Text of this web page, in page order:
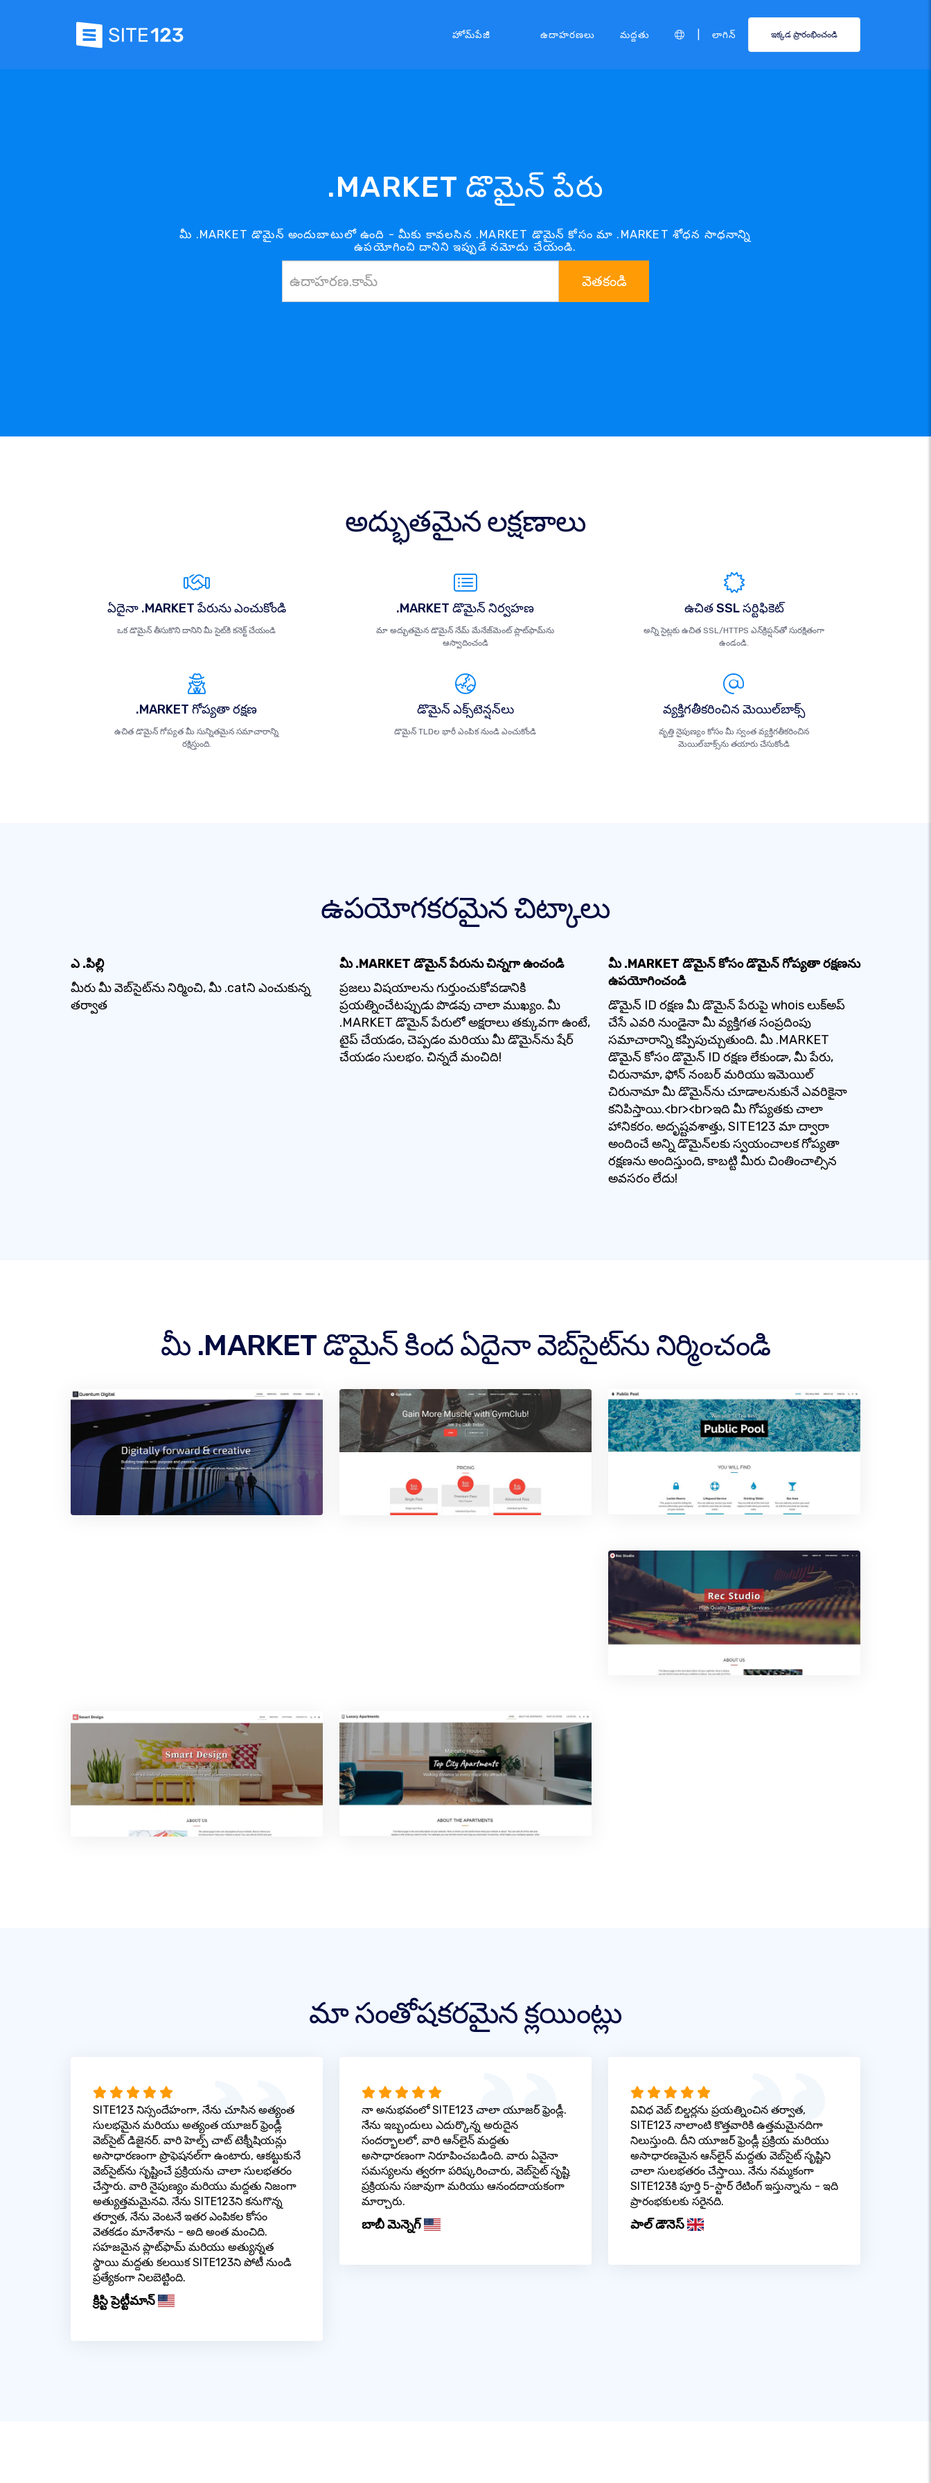
హోమ్‌పేజీ ఉదాహరణలు మద్దతు లాగిన్ ఇక్కడ ప్రారంభించండి
.MARKET డొమైన్ పేరు
మీ .MARKET డొమైన్ అందుబాటులో ఉంది - మీకు కావలసిన .MARKET డొమైన్ కోసం మా .MARKET శోధన సాధనాన్ని
ఉపయోగించి దానిని ఇప్పుడే నమోదు చేయండి.
వెతకండి
అద్భుతమైన లక్షణాలు
ఏదైనా .MARKET పేరును ఎంచుకోండి
ఒక డొమైన్ తీసుకొని దానిని మీ సైట్‌కి కనెక్ట్ చేయండి
.MARKET డొమైన్ నిర్వహణ
మా అద్భుతమైన డొమైన్ నేమ్ మేనేజ్‌మెంట్ ప్లాట్‌ఫామ్‌ను
ఆస్వాదించండి
ఉచిత SSL సర్టిఫికెట్
అన్ని సైట్లకు ఉచిత SSL/HTTPS ఎన్‌క్రిప్షన్‌తో సురక్షితంగా
ఉండండి.
.MARKET గోప్యతా రక్షణ
ఉచిత డొమైన్ గోప్యత మీ సున్నితమైన సమాచారాన్ని
రక్షిస్తుంది.
డొమైన్ ఎక్స్‌టెన్షన్‌లు
డొమైన్ TLDల భారీ ఎంపిక నుండి ఎంచుకోండి
వ్యక్తిగతీకరించిన మెయిల్‌బాక్స్
వృత్తి నైపుణ్యం కోసం మీ స్వంత వ్యక్తిగతీకరించిన
మెయిల్‌బాక్స్‌ను తయారు చేసుకోండి
ఉపయోగకరమైన చిట్కాలు
ఎ .పిల్లి
మీరు మీ వెబ్‌సైట్‌ను నిర్మించి, మీ .catని ఎంచుకున్న
తర్వాత
మీ .MARKET డొమైన్ పేరును చిన్నగా ఉంచండి
ప్రజలు విషయాలను గుర్తుంచుకోవడానికి
ప్రయత్నించేటప్పుడు పొడవు చాలా ముఖ్యం. మీ
.MARKET డొమైన్ పేరులో అక్షరాలు తక్కువగా ఉంటే,
టైప్ చేయడం, చెప్పడం మరియు మీ డొమైన్‌ను షేర్
చేయడం సులభం. చిన్నదే మంచిది!
మీ .MARKET డొమైన్ కోసం డొమైన్ గోప్యతా రక్షణను
ఉపయోగించండి
డొమైన్ ID రక్షణ మీ డొమైన్ పేరుపై whois లుక్‌అప్
చేసే ఎవరి నుండైనా మీ వ్యక్తిగత సంప్రదింపు
సమాచారాన్ని కప్పిపుచ్చుతుంది. మీ .MARKET
డొమైన్ కోసం డొమైన్ ID రక్షణ లేకుండా, మీ పేరు,
చిరునామా, ఫోన్ నంబర్ మరియు ఇమెయిల్
చిరునామా మీ డొమైన్‌ను చూడాలనుకునే ఎవరికైనా
కనిపిస్తాయి.<br><br>ఇది మీ గోప్యతకు చాలా
హానికరం. అదృష్టవశాత్తు, SITE123 మా ద్వారా
అందించే అన్ని డొమైన్‌లకు స్వయంచాలక గోప్యతా
రక్షణను అందిస్తుంది, కాబట్టి మీరు చింతించాల్సిన
అవసరం లేదు!
మీ .MARKET డొమైన్ కింద ఏదైనా వెబ్‌సైట్‌ను నిర్మించండి
మా సంతోషకరమైన క్లయింట్లు
SITE123 నిస్సందేహంగా, నేను చూసిన అత్యంత
సులభమైన మరియు అత్యంత యూజర్ ఫ్రెండ్లీ
వెబ్‌సైట్ డిజైనర్. వారి హెల్ప్ చాట్ టెక్నీషియన్లు
అసాధారణంగా ప్రొఫెషనల్‌గా ఉంటారు, ఆకట్టుకునే
వెబ్‌సైట్‌ను సృష్టించే ప్రక్రియను చాలా సులభతరం
చేస్తారు. వారి నైపుణ్యం మరియు మద్దతు నిజంగా
అత్యుత్తమమైనవి. నేను SITE123ని కనుగొన్న
తర్వాత, నేను వెంటనే ఇతర ఎంపికల కోసం
వెతకడం మానేశాను - అది అంత మంచిది.
సహజమైన ప్లాట్‌ఫామ్ మరియు అత్యున్నత
స్థాయి మద్దతు కలయిక SITE123ని పోటీ నుండి
ప్రత్యేకంగా నిలబెట్టింది.
క్రిస్టి ప్రెట్టీమాన్
నా అనుభవంలో SITE123 చాలా యూజర్ ఫ్రెండ్లీ.
నేను ఇబ్బందులు ఎదుర్కొన్న అరుదైన
సందర్భాలలో, వారి ఆన్‌లైన్ మద్దతు
అసాధారణంగా నిరూపించబడింది. వారు ఏవైనా
సమస్యలను త్వరగా పరిష్కరించారు, వెబ్‌సైట్ సృష్టి
ప్రక్రియను సజావుగా మరియు ఆనందదాయకంగా
మార్చారు.
బాబీ మెన్నెగ్
వివిధ వెబ్ బిల్డర్లను ప్రయత్నించిన తర్వాత,
SITE123 నాలాంటి కొత్తవారికి ఉత్తమమైనదిగా
నిలుస్తుంది. దీని యూజర్ ఫ్రెండ్లీ ప్రక్రియ మరియు
అసాధారణమైన ఆన్‌లైన్ మద్దతు వెబ్‌సైట్ సృష్టిని
చాలా సులభతరం చేస్తాయి. నేను నమ్మకంగా
SITE123కి పూర్తి 5-స్టార్ రేటింగ్ ఇస్తున్నాను - ఇది
ప్రారంభకులకు సరైనది.
పాల్ డౌనెస్